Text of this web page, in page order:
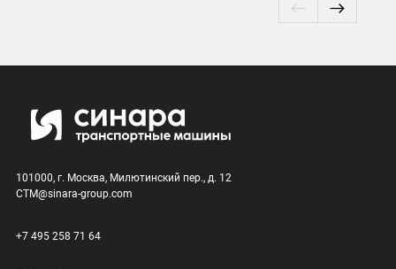
101000, г. Москва, Милютинский пер., д. 12
CTM@sinara-group.com
+7 495 258 71 64